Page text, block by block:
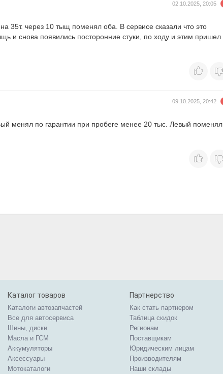
02.10.2025, 20:05
35т. через 10 тыщ поменял оба. В сервисе сказали что это
и снова появились посторонние стуки, по ходу и этим пришел
09.10.2025, 20:42
менял по гарантии при пробеге менее 20 тыс. Левый поменял
Каталог товаров
Каталоги автозапчастей
Все для автосервиса
Шины, диски
Масла и ГСМ
Аккумуляторы
Аксессуары
Мотокаталоги
Партнерство
Как стать партнером
Таблица скидок
Регионам
Поставщикам
Юридическим лицам
Производителям
Наши склады